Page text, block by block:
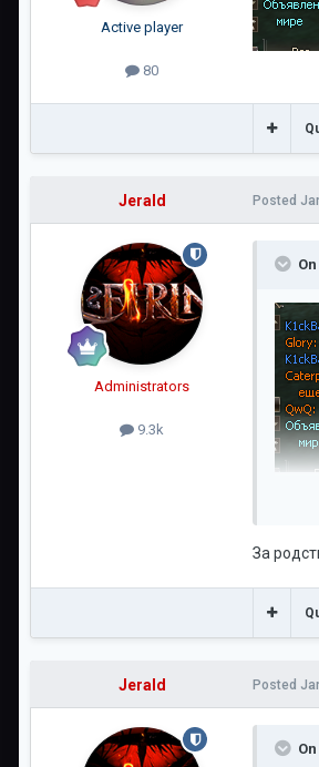
Active player
80
Jerald
Administrators
9.3k
Posted
За
Jerald Posted